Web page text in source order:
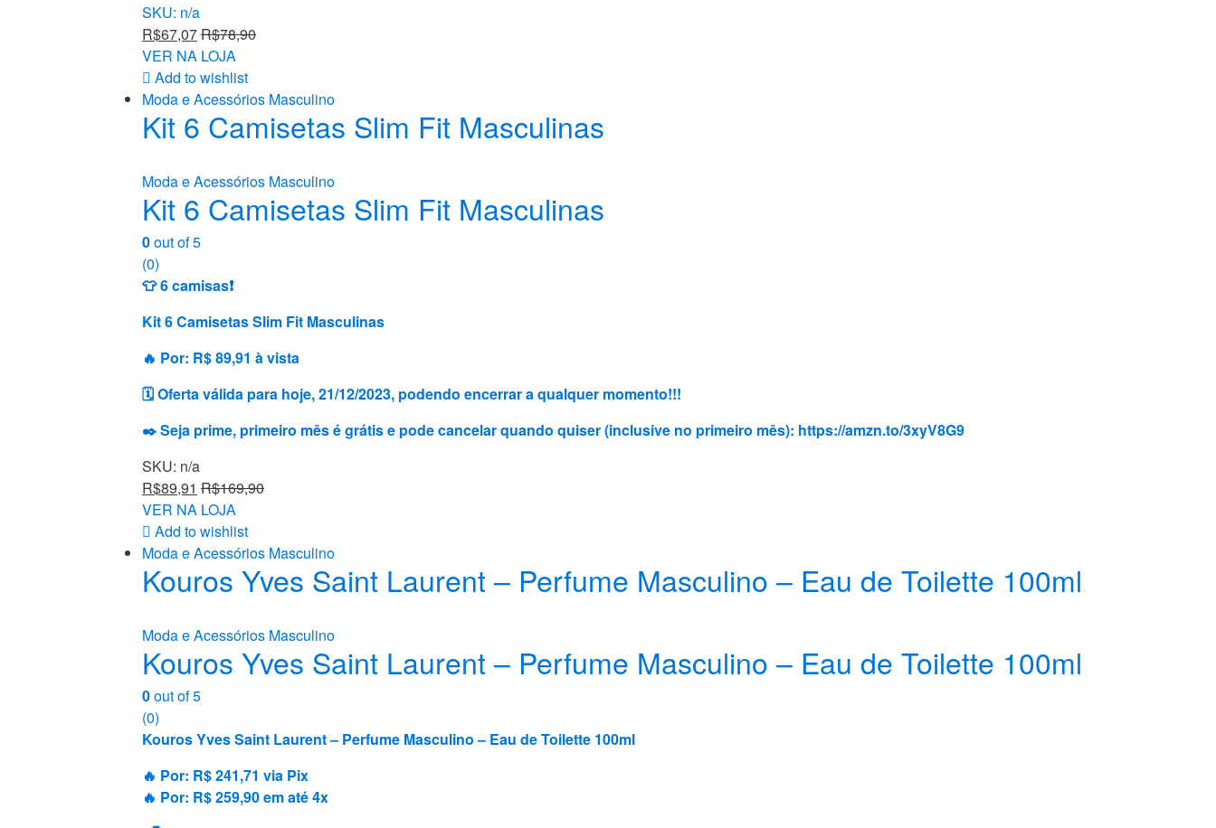
SKU: n/a
R$67,07R$78,90
VER NA LOJA
Add to wishlist
Moda e Acessórios Masculino
Kit 6 Camisetas Slim Fit Masculinas
Moda e Acessórios Masculino
Kit 6 Camisetas Slim Fit Masculinas
0out of 5
(0)
👕 6 camisas❗️
Kit 6 Camisetas Slim Fit Masculinas
🔥 Por: R$ 89,91 à vista
🗓 Oferta válida para hoje, 21/12/2023, podendo encerrar a qualquer momento!!!
✒️ Seja prime, primeiro mês é grátis e pode cancelar quando quiser (inclusive no primeiro mês): https://amzn.to/3xyV8G9
SKU: n/a
R$89,91 R$169,90
VER NA LOJA
Add to wishlist
Moda e Acessórios Masculino
Kouros Yves Saint Laurent – Perfume Masculino – Eau de Toilette 100ml
Moda e Acessórios Masculino
Kouros Yves Saint Laurent – Perfume Masculino – Eau de Toilette 100ml
0out of 5
(0)
Kouros Yves Saint Laurent – Perfume Masculino – Eau de Toilette 100ml
🔥 Por: R$ 241,71 via Pix
🔥 Por: R$ 259,90 em até 4x